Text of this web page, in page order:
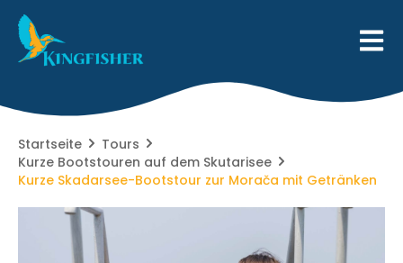
Startseite
Tours
Kurze Bootstouren auf dem Skutarisee
Kurze Skadarsee-Bootstour zur Morača mit Getränken